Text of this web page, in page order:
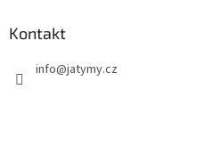
Kontakt
info@jatymy.cz